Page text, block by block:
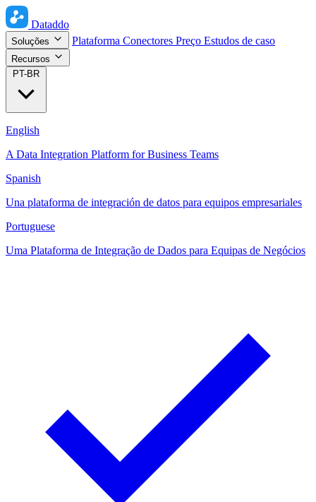
Dataddo
Soluções Plataforma Conectores Preço Estudos de caso
Recursos
PT-BR
English
A Data Integration Platform for Business Teams
Spanish
Una plataforma de integración de datos para equipos empresariales
Portuguese
Uma Plataforma de Integração de Dados para Equipas de Negócios